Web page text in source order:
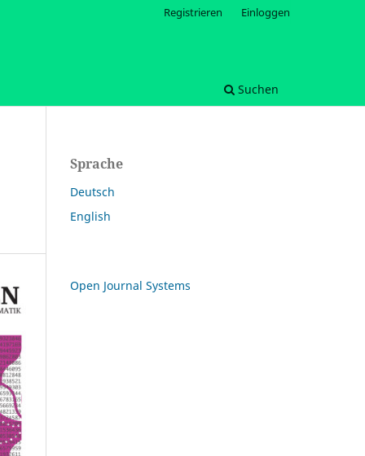
Suchen
Registrieren Einloggen
Sprache
Deutsch
English
Open Journal Systems